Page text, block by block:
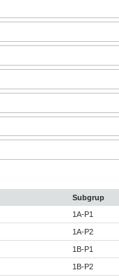
Subgrup
1A-P1
1A-P2
1B-P1
1B-P2